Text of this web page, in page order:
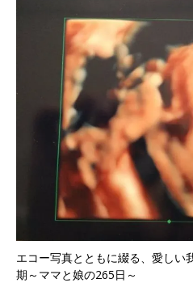
エコー写真とともに綴る、愛しい
期～ママと娘の265日～